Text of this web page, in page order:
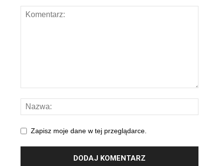
Zapisz moje dane w tej przeglądarce.